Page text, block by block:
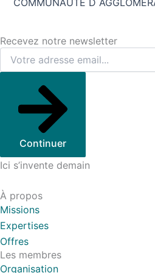
Recevez notre newsletter
Continuer
Ici s’invente demain
À propos
Missions
Expertises
Offres
Les membres
Organisation